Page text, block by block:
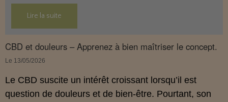
légal français impose des règles strictes : seuls les
usages externes du CBD sont autorisés. Cet article
propose une mise au point claire et accessible pour
comprendre comment le CBD s’inscrit dans une
démarche de prévention, sans ingestion et sans
Lire la suite
CBD et douleurs – Apprenez à bien maîtriser le concept.
Le 13/05/2026
Le CBD suscite un intérêt croissant lorsqu’il est
question de douleurs et de bien‑être. Pourtant, son